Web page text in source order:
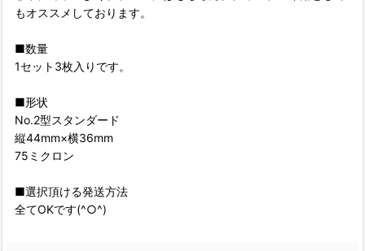
もオススメしております。
■数量
1セット3枚入りです。
■形状
No.2型スタンダード
縦44mm×横36mm
75ミクロン
■選択頂ける発送方法
全てOKです(^○^)